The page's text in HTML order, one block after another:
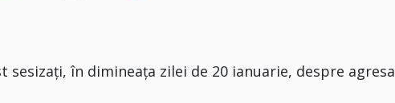
sesizați, în dimineața zilei de 20 ianuarie, despre